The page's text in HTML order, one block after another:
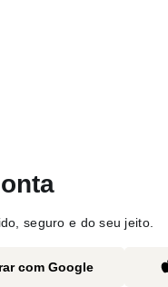
seguro e do seu jeito.
com Google